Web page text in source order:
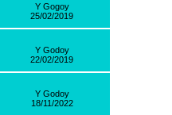
Y Gogoy
25/02/2019
Y Godoy
22/02/2019
Y Godoy
18/11/2022